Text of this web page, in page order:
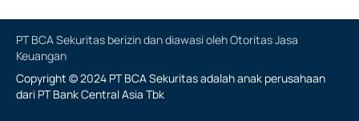
PT BCA Sekuritas berizin dan diawasi oleh Otoritas Jasa
Keuangan
Copyright © 2024 PT BCA Sekuritas adalah anak perusahaan
dari PT Bank Central Asia Tbk